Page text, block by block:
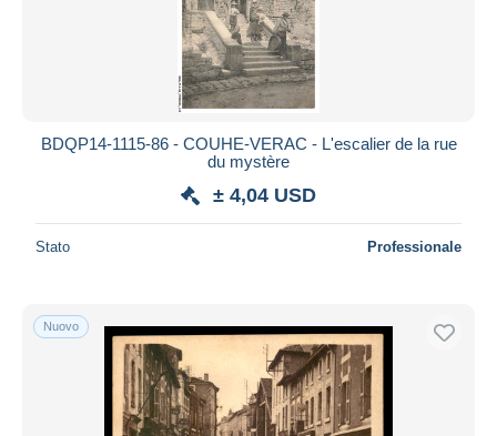
BDQP14-1115-86 - COUHE-VERAC - L'escalier de la rue
du mystère
± 4,04 USD
Stato Professionale
Nuovo